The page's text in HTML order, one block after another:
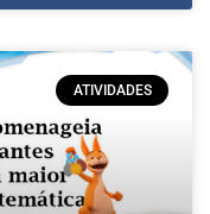
ATIVIDADES